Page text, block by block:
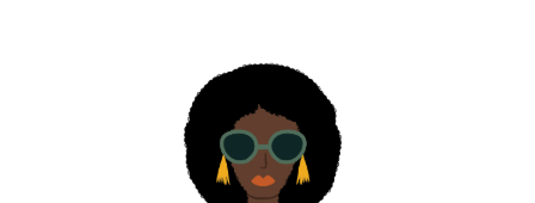
Nhà thám hiểm người Anh Henry
Hudson đã tìm ra Vịnh Delaware, Hoa kỳ.
Ngày 28-8 năm 1850:
Vở opera của Richard Wagner,
Lohengrin, công chiếu lần đầu tiên tại Weimar, Đức.
Ngày 28-8 năm 1922:
Đoạn quảng cáo đầu tiên được phát